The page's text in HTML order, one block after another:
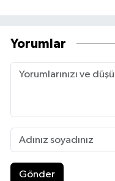
Yorumlar
Gönder